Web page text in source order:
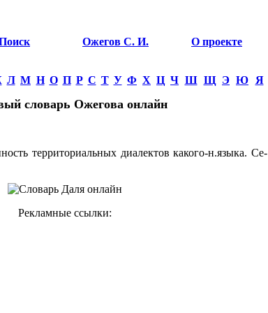
Ожегов С. И. О проекте
Л М Н О П Р С Т У Ф Х Ц Ч Ш Щ Э Ю Я
словарь Ожегова онлайн
территориальных диалектов какого-н.языка. Се-
Рекламные ссылки: